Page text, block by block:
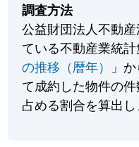
調査方法
公益財団法人不動
ている不動産業統
の推移（暦年）
」
て成約した物件の
占める割合を算出し